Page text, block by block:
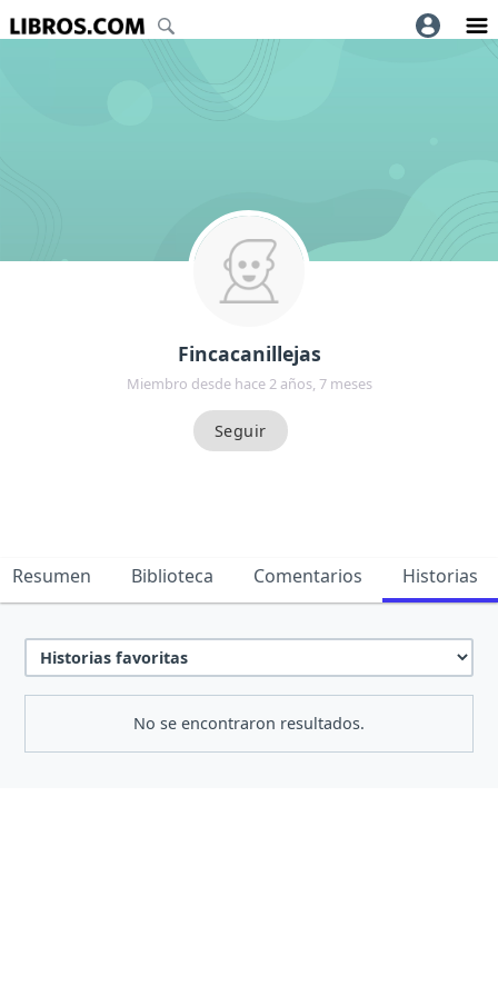
Fincacanillejas
Miembro desde hace 2 años, 7 meses
Resumen Biblioteca Comentarios Historias
No se encontraron resultados.